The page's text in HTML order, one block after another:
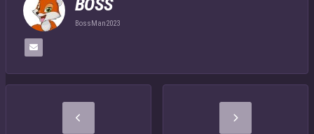
BossMan2023